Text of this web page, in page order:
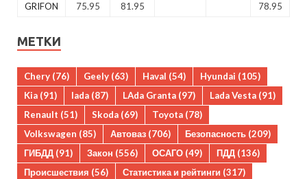
GRIFON
75.95 81.95 78.95
МЕТКИ
Chery (76) Geely (63) Haval (54) Hyundai (105)
Kia (91) lada (87) LAda Granta (97) Lada Vesta (91)
Renault (51) Skoda (69) Toyota (78)
Volkswagen (85) Автоваз (706) Безопасность (209)
ГИБДД (91) Закон (556) ОСАГО (49) ПДД (136)
Происшествия (56) Статистика и рейтинги (317)